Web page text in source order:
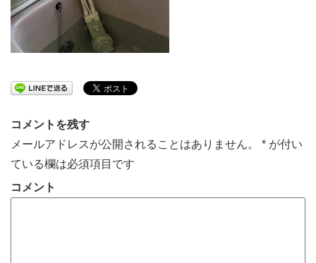
コメントを残す
メールアドレスが公開されることはありません。
* が付い
ている欄は必須項目です
コメント